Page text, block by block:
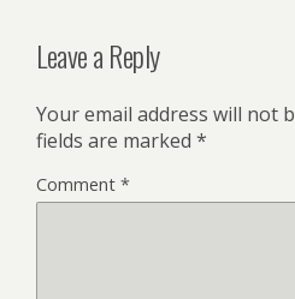
Leave a Reply
Your email address will not
fields are marked *
Comment *